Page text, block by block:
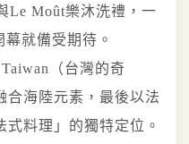
Le Moût樂沐洗禮，一
就備受期待。
（台灣的奇
合海陸元素，最後以法
料理」的獨特定位。